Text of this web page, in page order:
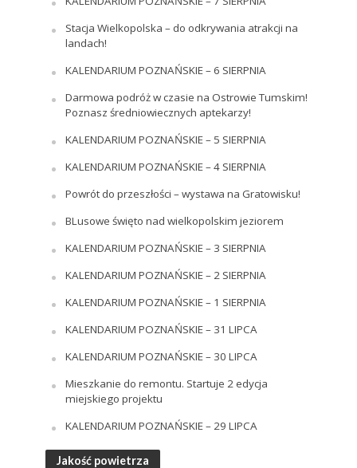
Stacja Wielkopolska – do odkrywania atrakcji na
landach!
KALENDARIUM POZNAŃSKIE – 6 SIERPNIA
Darmowa podróż w czasie na Ostrowie Tumskim!
Poznasz średniowiecznych aptekarzy!
KALENDARIUM POZNAŃSKIE – 5 SIERPNIA
KALENDARIUM POZNAŃSKIE – 4 SIERPNIA
Powrót do przeszłości – wystawa na Gratowisku!
BLusowe święto nad wielkopolskim jeziorem
KALENDARIUM POZNAŃSKIE – 3 SIERPNIA
KALENDARIUM POZNAŃSKIE – 2 SIERPNIA
KALENDARIUM POZNAŃSKIE – 1 SIERPNIA
KALENDARIUM POZNAŃSKIE – 31 LIPCA
KALENDARIUM POZNAŃSKIE – 30 LIPCA
Mieszkanie do remontu. Startuje 2 edycja
miejskiego projektu
KALENDARIUM POZNAŃSKIE – 29 LIPCA
Jakość powietrza